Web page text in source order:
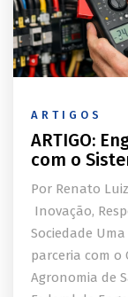
ARTIGOS
ARTIGO:
com o
Por Renato Luiz
Inovação,
Sociedade
parceria com o
Agronomia de